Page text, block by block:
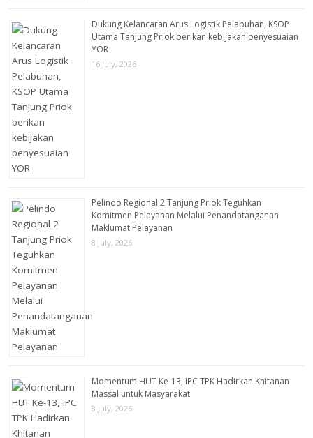
Dukung Kelancaran Arus Logistik Pelabuhan, KSOP
Utama Tanjung Priok berikan kebijakan penyesuaian
YOR
16 July, 2026
Pelindo Regional 2 Tanjung Priok Teguhkan
Komitmen Pelayanan Melalui Penandatanganan
Maklumat Pelayanan
8 July, 2026
Momentum HUT Ke-13, IPC TPK Hadirkan Khitanan
Massal untuk Masyarakat
8 July, 2026